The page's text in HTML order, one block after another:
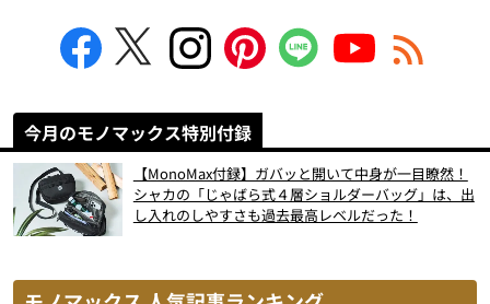
今月のモノマックス特別付録
【MonoMax付録】ガバッと開いて中身が一目瞭然！
シャカの「じゃばら式４層ショルダーバッグ」は、出
し入れのしやすさも過去最高レベルだった！